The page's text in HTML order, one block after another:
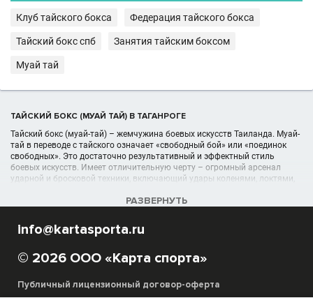
Клуб тайского бокса Федерация тайского бокса
Тайский бокс спб Занятия тайским боксом
Муай тай
ТАЙСКИЙ БОКС (МУАЙ ТАЙ) В ТАГАНРОГЕ
Тайский бокс (муай-тай) – жемчужина боевых искусств Таиланда. Муай-
тай в переводе с тайского означает «свободный бой» или «поединок
свободных». Это достаточно результативный и эффектный стиль
боевых искусств. Имеет отличительную черту – огромный арсенал
ударной и бросковой техники, включающий удары коленями, локтями,
зрелищным боевым приёмам, но и получить навыки самообороны.
Тайбоксёры отлично подготовлены для жёстких контактных поединков.
При этом можно найти и секции тайского бокса для детей с 5-6 лет.
УЧРЕЖДЕНИЯ (ШКОЛЫ, КЛУБЫ) В РАЗДЕЛЕ ТАЙСКИЙ БОКС, МУАЙ
ТАЙ В ТАГАНРОГЕ
РАЗВЕРНУТЬ
info@kartasporta.ru
© 2026 ООО «Карта спорта»
Публичный лицензионный договор-оферта